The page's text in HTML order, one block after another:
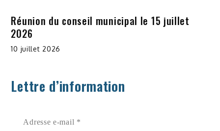
Réunion du conseil municipal le 15 juillet
2026
10 juillet 2026
Lettre d’information